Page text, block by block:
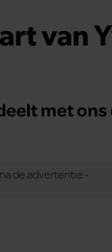
van
met